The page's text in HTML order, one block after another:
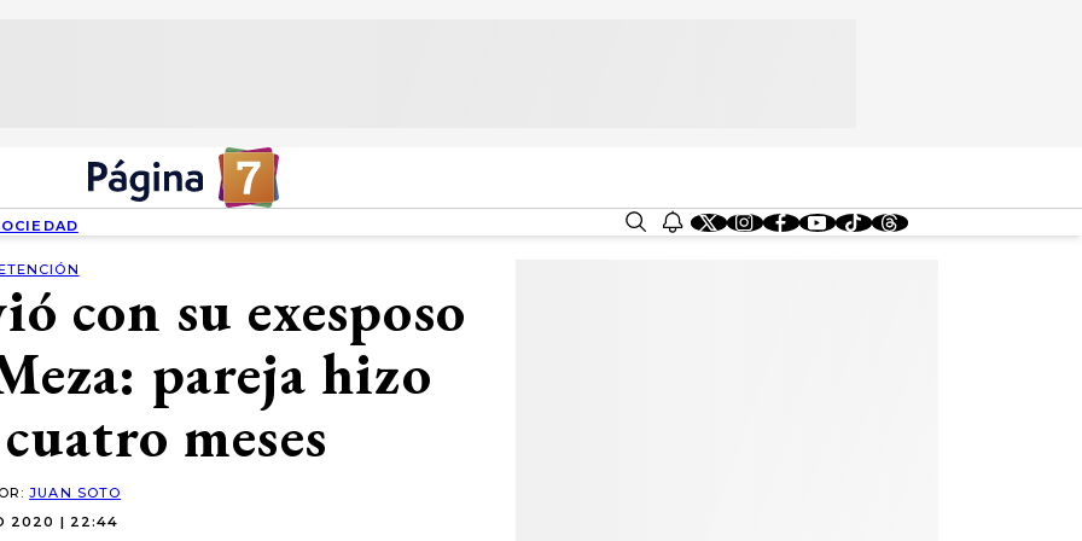
con su exesposo
pareja hizo
meses
JUAN SOTO
2020 | 22:44